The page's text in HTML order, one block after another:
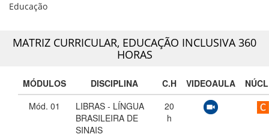
Educação
MATRIZ CURRICULAR, EDUCAÇÃO INCLUSIVA 360
HORAS
MÓDULOS DISCIPLINA C.H VIDEOAULA
Mód. 01
LIBRAS - LÍNGUA
BRASILEIRA DE
SINAIS
20
h